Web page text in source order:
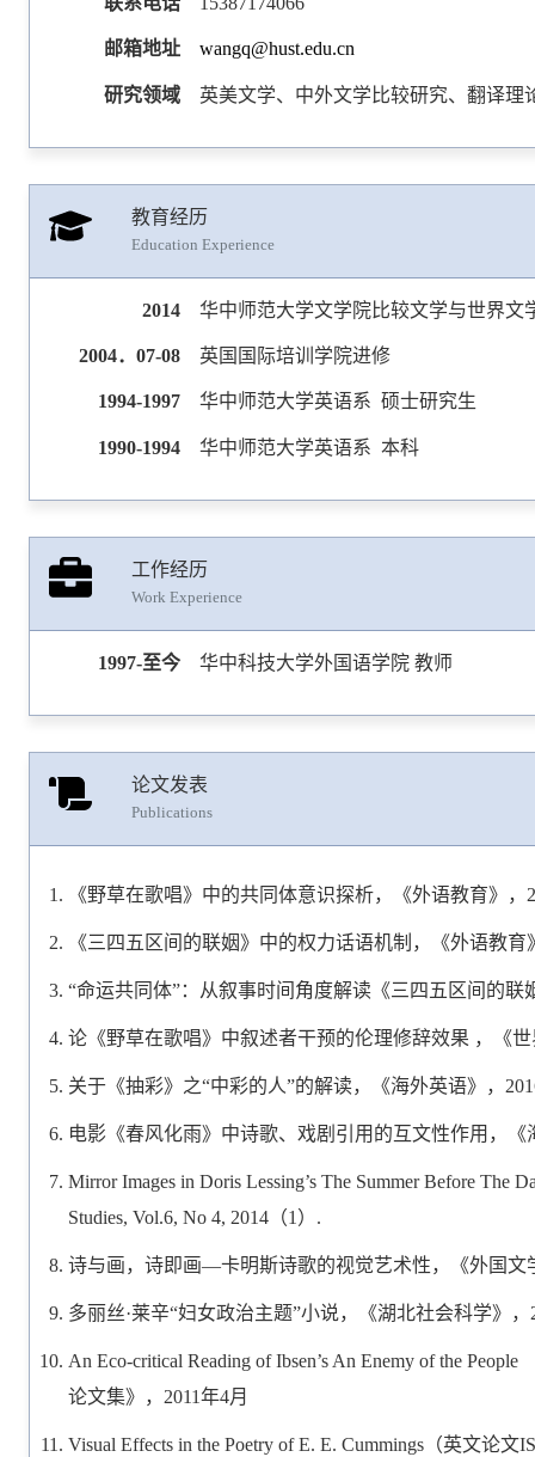
邮箱地址 wangq@hust.edu.cn
研究领域 英美文学、中外文学比较研究、翻译理
教育经历
Education Experience
2014 华中师范大学文学院比较文学与世界文
2004．07-08 英国国际培训学院进修
1994-1997 华中师范大学英语系 硕士研究生
1990-1994 华中师范大学英语系 本科
工作经历
Work Experience
1997-至今 华中科技大学外国语学院 教师
论文发表
Publications
《野草在歌唱》中的共同体意识探析，《外语教育》，
《三四五区间的联姻》中的权力话语机制，《外语教育
“命运共同体”：从叙事时间角度解读《三四五区间的联
论《野草在歌唱》中叙述者干预的伦理修辞效果 ，《
关于《抽彩》之“中彩的人”的解读，《海外英语》，
电影《春风化雨》中诗歌、戏剧引用的互文性作用，《
Mirror Images in Doris Lessing’s The Summer Before The
Studies, Vol.6, No 4, 2014（1）.
诗与画，诗即画—卡明斯诗歌的视觉艺术性，《外国文
多丽丝·莱辛“妇女政治主题”小说，《湖北社会科学》，
An Eco-critical Reading of Ibsen’s An Enemy of the
论文集》，2011年4月
Visual Effects in the Poetry of E. E. Cummings（英文论